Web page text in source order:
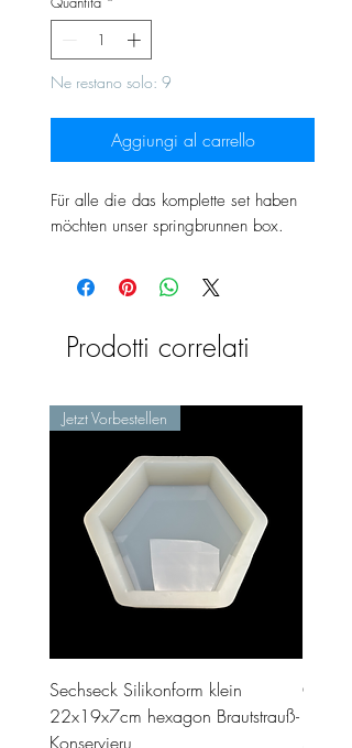
Ne restano solo: 9
Aggiungi al carrello
Für alle die das komplette set haben
möchten unser springbrunnen box.
Prodotti correlati
Jetzt Vorbestellen
Sechseck Silikonform klein
22x19x7cm hexagon Brautstrauß-
Konservieru